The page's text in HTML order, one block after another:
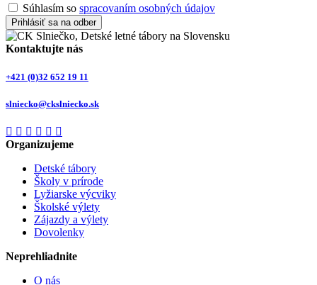
Súhlasím so spracovaním osobných údajov
Prihlásiť sa na odber
Kontaktujte nás
+421 (0)32 652 19 11
slniecko@ckslniecko.sk
Organizujeme
Detské tábory
Školy v prírode
Lyžiarske výcviky
Školské výlety
Zájazdy a výlety
Dovolenky
Neprehliadnite
O nás